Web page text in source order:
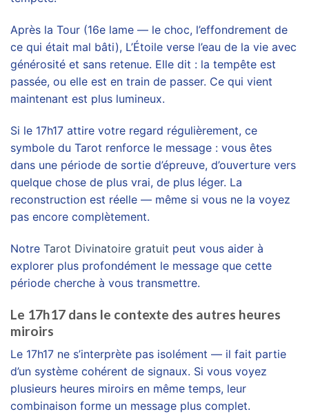
Après la Tour (16e lame — le choc, l’effondrement de
ce qui était mal bâti), L’Étoile verse l’eau de la vie avec
générosité et sans retenue. Elle dit : la tempête est
passée, ou elle est en train de passer. Ce qui vient
maintenant est plus lumineux.
Si le 17h17 attire votre regard régulièrement, ce
symbole du Tarot renforce le message : vous êtes
dans une période de sortie d’épreuve, d’ouverture vers
quelque chose de plus vrai, de plus léger. La
reconstruction est réelle — même si vous ne la voyez
pas encore complètement.
Notre Tarot Divinatoire gratuit peut vous aider à
explorer plus profondément le message que cette
période cherche à vous transmettre.
Le 17h17 dans le contexte des autres heures
miroirs
Le 17h17 ne s’interprète pas isolément — il fait partie
d’un système cohérent de signaux. Si vous voyez
plusieurs heures miroirs en même temps, leur
combinaison forme un message plus complet.